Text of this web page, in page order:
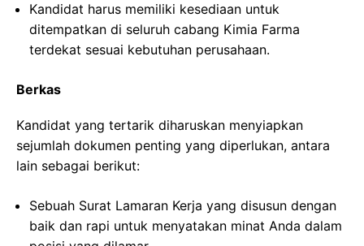
Kandidat harus memiliki kesediaan untuk
ditempatkan di seluruh cabang Kimia Farma
terdekat sesuai kebutuhan perusahaan.
Berkas
Kandidat yang tertarik diharuskan menyiapkan
sejumlah dokumen penting yang diperlukan, antara
lain sebagai berikut:
Sebuah Surat Lamaran Kerja yang disusun dengan
baik dan rapi untuk menyatakan minat Anda dalam